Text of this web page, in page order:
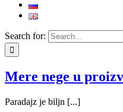
Search for:
Mere nege u
Paradajz je biljn [...]